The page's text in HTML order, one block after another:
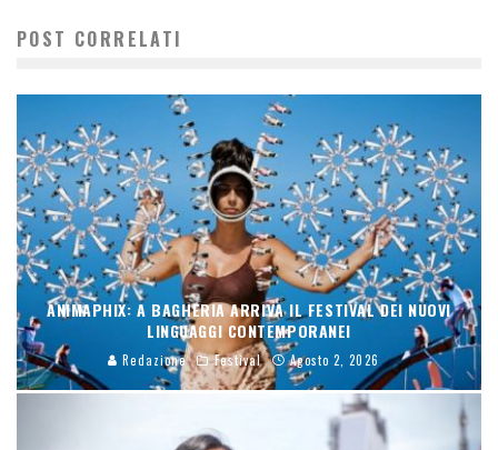
POST CORRELATI
ANIMAPHIX: A BAGHERIA ARRIVA IL FESTIVAL DEI NUOVI
LINGUAGGI CONTEMPORANEI
Redazione Festival Agosto 2, 2026